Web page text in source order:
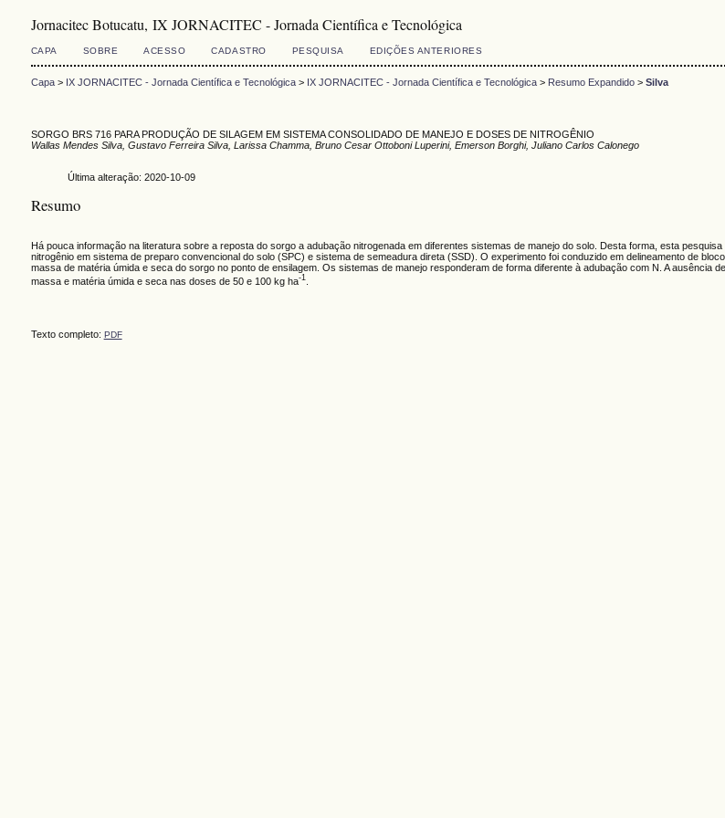
Jornacitec Botucatu, IX JORNACITEC - Jornada Científica e Tecnológica
CAPA SOBRE ACESSO CADASTRO PESQUISA EDIÇÕES ANTERIORES
Capa> IX JORNACITEC - Jornada Científica e Tecnológica> IX JORNACITEC - Jornada Científica e Tecnológica> Resumo Expandido> Silva
SORGO BRS 716 PARA PRODUÇÃO DE SILAGEM EM SISTEMA CONSOLIDADO DE MANEJO E DOSES DE NITROGÊNIO
Wallas Mendes Silva, Gustavo Ferreira Silva, Larissa Chamma, Bruno Cesar Ottoboni Luperini, Emerson Borghi, Juliano Carlos Calonego
Última alteração: 2020-10-09
Resumo
Há pouca informação na literatura sobre a reposta do sorgo a adubação nitrogenada em diferentes sistemas de manejo do solo. Desta forma, esta
nitrogênio em sistema de preparo convencional do solo (SPC) e sistema de semeadura direta (SSD). O experimento foi conduzido em delineamento de
massa de matéria úmida e seca do sorgo no ponto de ensilagem. Os sistemas de manejo responderam de forma diferente à adubação com N. A
massa e matéria úmida e seca nas doses de 50 e 100 kg ha-1.
Texto completo: PDF